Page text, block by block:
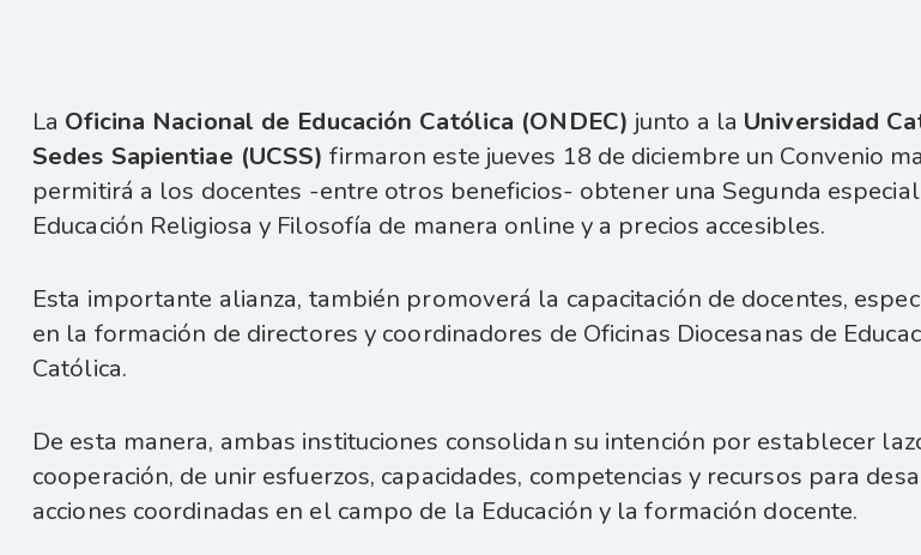
La Oficina Nacional de Educación Católica (ONDEC) junto a la Universidad
Sedes Sapientiae (UCSS) firmaron este jueves 18 de diciembre un Convenio
permitirá a los docentes -entre otros beneficios- obtener una Segunda
Educación Religiosa y Filosofía de manera online y a precios accesibles.
Esta importante alianza, también promoverá la capacitación de docentes,
en la formación de directores y coordinadores de Oficinas Diocesanas de
Católica.
De esta manera, ambas instituciones consolidan su intención por establecer
cooperación, de unir esfuerzos, capacidades, competencias y recursos para
acciones coordinadas en el campo de la Educación y la formación docente.